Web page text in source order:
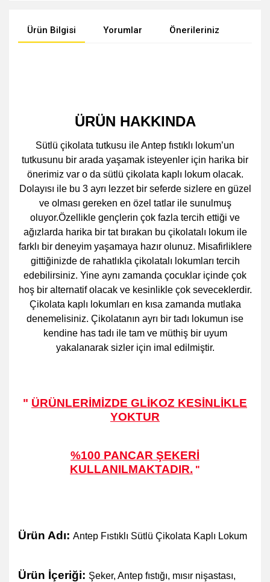
Ürün Bilgisi Yorumlar Önerileriniz
ÜRÜN HAKKINDA
Sütlü çikolata tutkusu ile Antep fıstıklı lokum’un
tutkusunu bir arada yaşamak isteyenler için harika bir
önerimiz var o da sütlü çikolata kaplı lokum olacak.
Dolayısı ile bu 3 ayrı lezzet bir seferde sizlere en güzel
ve olması gereken en özel tatlar ile sunulmuş
oluyor.Özellikle gençlerin çok fazla tercih ettiği ve
ağızlarda harika bir tat bırakan bu çikolatalı lokum ile
farklı bir deneyim yaşamaya hazır olunuz. Misafirliklere
gittiğinizde de rahatlıkla çikolatalı lokumları tercih
edebilirsiniz. Yine aynı zamanda çocuklar içinde çok
hoş bir alternatif olacak ve kesinlikle çok seveceklerdir.
Çikolata kaplı lokumları en kısa zamanda mutlaka
denemelisiniz. Çikolatanın ayrı bir tadı lokumun ise
kendine has tadı ile tam ve müthiş bir uyum
yakalanarak sizler için imal edilmiştir.
" ÜRÜNLERİMİZDE GLİKOZ KESİNLİKLE
YOKTUR
%100 PANCAR ŞEKERİ
KULLANILMAKTADIR. "
Ürün Adı: Antep Fıstıklı Sütlü Çikolata Kaplı Lokum
Ürün İçeriği: Şeker, Antep fıstığı, mısır nişastası,